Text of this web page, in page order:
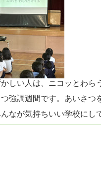
しい人は、ニコッとわら
強調週間です。あいさつ
なが気持ちいい学校にし